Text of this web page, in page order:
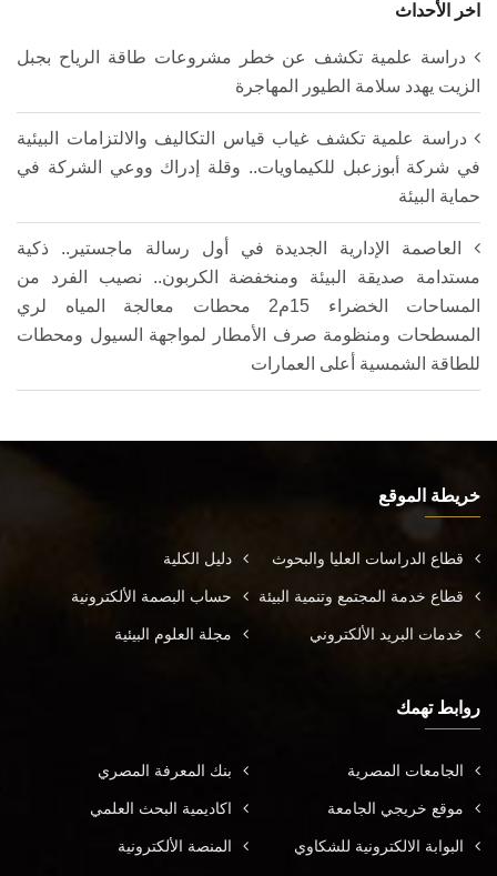
اخر الأحداث
دراسة علمية تكشف عن خطر مشروعات طاقة الرياح بجبل
الزيت يهدد سلامة الطيور المهاجرة
دراسة علمية تكشف غياب قياس التكاليف والالتزامات البيئية
في شركة أبوزعبل للكيماويات.. وقلة إدراك ووعي الشركة في
حماية البيئة
العاصمة الإدارية الجديدة في أول رسالة ماجستير.. ذكية
مستدامة صديقة البيئة ومنخفضة الكربون.. نصيب الفرد من
المساحات الخضراء 15م2 محطات معالجة المياه لري
المسطحات ومنظومة صرف الأمطار لمواجهة السيول ومحطات
للطاقة الشمسية أعلى العمارات
خريطة الموقع
قطاع الدراسات العليا والبحوث دليل الكلية
قطاع خدمة المجتمع وتنمية البيئة حساب البصمة الألكترونية
خدمات البريد الألكتروني مجلة العلوم البيئية
روابط تهمك
الجامعات المصرية بنك المعرفة المصري
موقع خريجي الجامعة اكاديمية البحث العلمي
البوابة الالكترونية للشكاوي المنصة الألكترونية